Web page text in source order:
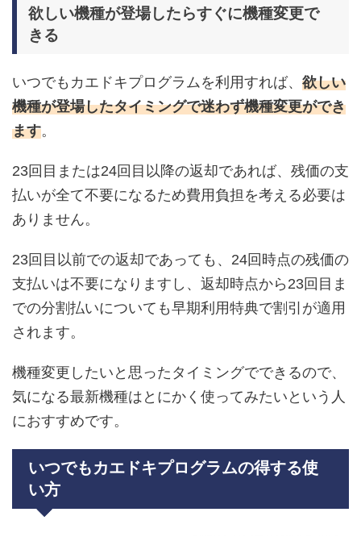
欲しい機種が登場したらすぐに機種変更で
きる
いつでもカエドキプログラムを利用すれば、 欲しい
機種が登場したタイミングで迷わず機種変更ができ
ます。
23回目または24回目以降の返却であれば、残価の支
払いが全て不要になるため費用負担を考える必要は
ありません。
23回目以前での返却であっても、24回時点の残価の
支払いは不要になりますし、返却時点から23回目ま
での分割払いについても早期利用特典で割引が適用
されます。
機種変更したいと思ったタイミングでできるので、
気になる最新機種はとにかく使ってみたいという人
におすすめです。
いつでもカエドキプログラムの得する使
い方